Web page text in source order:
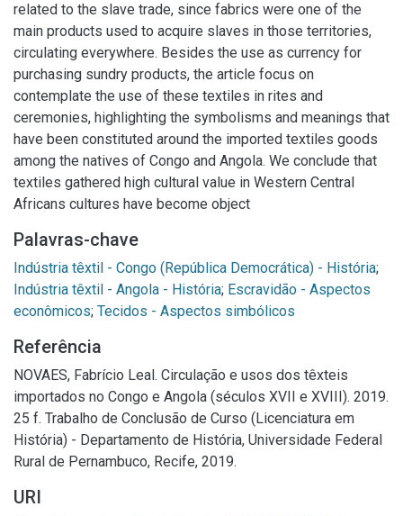
related to the slave trade, since fabrics were one of the
main products used to acquire slaves in those territories,
circulating everywhere. Besides the use as currency for
purchasing sundry products, the article focus on
contemplate the use of these textiles in rites and
ceremonies, highlighting the symbolisms and meanings that
have been constituted around the imported textiles goods
among the natives of Congo and Angola. We conclude that
textiles gathered high cultural value in Western Central
Africans cultures have become object
Palavras-chave
Indústria têxtil - Congo (República Democrática) - História;
Indústria têxtil - Angola - História; Escravidão - Aspectos
econômicos; Tecidos - Aspectos simbólicos
Referência
NOVAES, Fabrício Leal. Circulação e usos dos têxteis
importados no Congo e Angola (séculos XVII e XVIII). 2019.
25 f. Trabalho de Conclusão de Curso (Licenciatura em
História) - Departamento de História, Universidade Federal
Rural de Pernambuco, Recife, 2019.
URI